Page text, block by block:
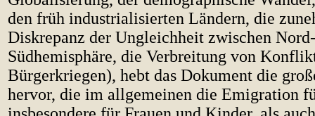
den früh industrialisierten Ländern, die
Diskrepanz der Ungleichheit zwischen
Südhemisphäre, die Verbreitung von
Bürgerkriegen), hebt das Dokument die
hervor, die im allgemeinen die Emigration